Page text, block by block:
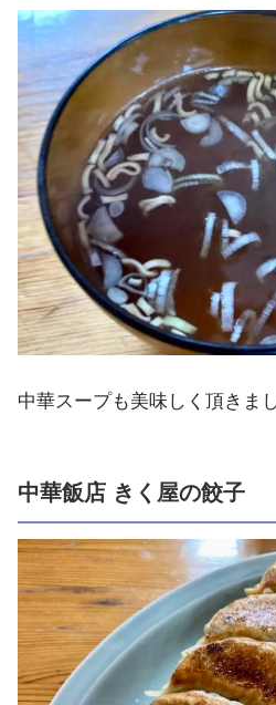
中華スープも美味しく頂きま
中華飯店 きく屋の餃子